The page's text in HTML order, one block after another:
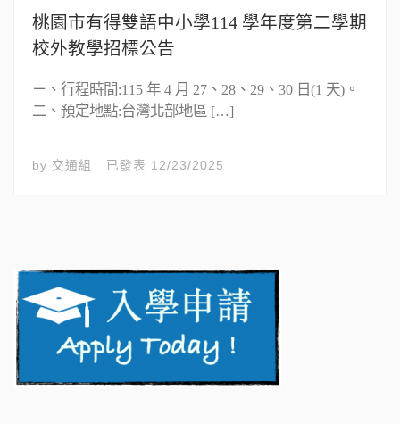
桃園市有得雙語中小學114 學年度第二學期
校外教學招標公告
ㄧ、行程時間:115 年 4 月 27、28、29、30 日(1 天)。
二、預定地點:台灣北部地區 […]
by 交通組 已發表 12/23/2025